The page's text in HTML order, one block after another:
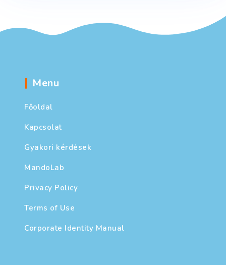
Menu
Főoldal
Kapcsolat
Gyakori kérdések
MandoLab
Privacy Policy
Terms of Use
Corporate Identity Manual